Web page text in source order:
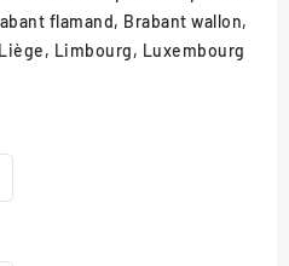
flamand, Brabant wallon,
Limbourg, Luxembourg